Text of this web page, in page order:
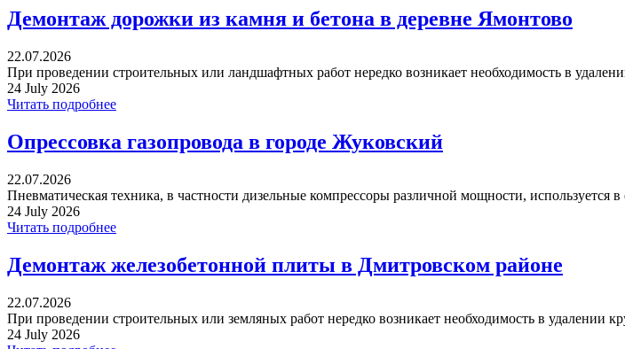
Демонтаж дорожки из камня и бетона в деревне Ямонтово
22.07.2026
При проведении строительных или ландшафтных работ нередко возникает необходимость в
24 July 2026
Читать подробнее
Опрессовка газопровода в городе Жуковский
22.07.2026
Пневматическая техника, в частности дизельные компрессоры различной мощности, используется
24 July 2026
Читать подробнее
Демонтаж железобетонной плиты в Дмитровском районе
22.07.2026
При проведении строительных или земляных работ нередко возникает необходимость в удалении
24 July 2026